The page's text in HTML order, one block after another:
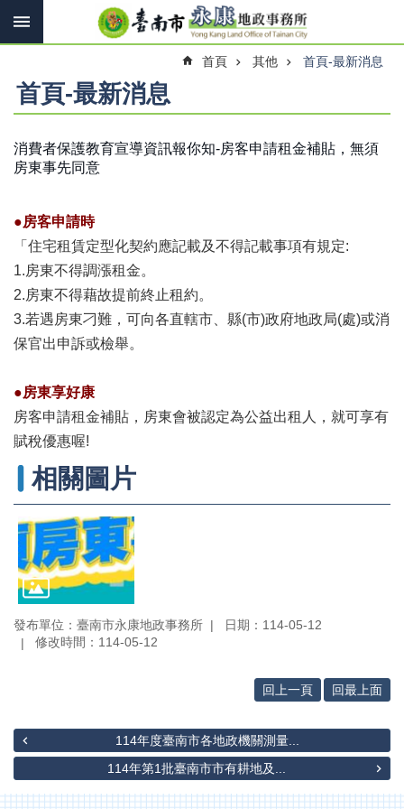
跳到主要內容區塊
搜
搜
尋
訊
報
關
簡
介
線
申
辦
與
查
詢
民
服
務
民
交
流
區
題
首頁 其他 首頁-最新消息
首頁-最新消息
消費者保護教育宣導資訊報你知-房客申請租金補貼，無須
房東事先同意
●房客申請時
「住宅租賃定型化契約應記載及不得記載事項有規定:
1.房東不得調漲租金。
2.房東不得藉故提前終止租約。
3.若遇房東刁難，可向各直轄市、縣(市)政府地政局(處)或消
保官出申訴或檢舉。
●房東享好康
房客申請租金補貼，房東會被認定為公益出租人，就可享有
賦稅優惠喔!
相關圖片
發布單位：臺南市永康地政事務所
日期：114-05-12
修改時間：114-05-12
回上一頁 回最上面
114年度臺南市各地政機關測量...
114年第1批臺南市市有耕地及...